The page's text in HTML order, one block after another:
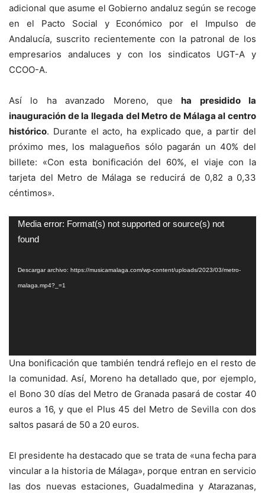
adicional que asume el Gobierno andaluz según se recoge
en el Pacto Social y Económico por el Impulso de
Andalucía, suscrito recientemente con la patronal de los
empresarios andaluces y con los sindicatos UGT-A y
CCOO-A.
Así lo ha avanzado Moreno, queha presidido la
inauguración de la llegada del Metro de Málaga al centro
histórico. Durante el acto, ha explicado que, a partir del
próximo mes, los malagueños sólo pagarán un 40% del
billete: «Con esta bonificación del 60%, el viaje con la
tarjeta del Metro de Málaga se reducirá de 0,82 a 0,33
céntimos».
Reproductor
de
Media error: Format(s) not supported or source(s) not
found
Descargar archivo: https://musicamalaga.com/wp-content/uploads/2023/03/metro-
malaga.mp4?_=1
Una bonificación que también tendrá reflejo en el resto de
la comunidad. Así, Moreno ha detallado que, por ejemplo,
el Bono 30 días del Metro de Granada pasará de costar 40
euros a 16, y que el Plus 45 del Metro de Sevilla con dos
saltos pasará de 50 a 20 euros.
El presidente ha destacado que se trata de «una fecha para
vincular a la historia de Málaga», porque entran en servicio
las dos nuevas estaciones, Guadalmedina y Atarazanas,